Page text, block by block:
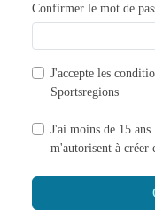
Confirmer le mot de
J'accepte les
Sportsregions
J'ai moins de 15
m'autorisent à créer